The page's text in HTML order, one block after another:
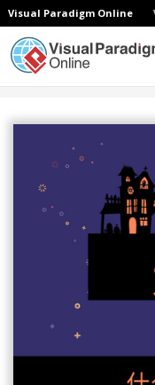
Visual Paradigm Online